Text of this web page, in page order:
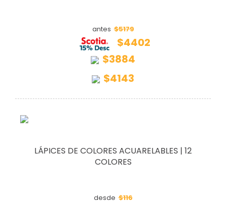
antes $5179
$4402
$3884
$4143
LÁPICES DE COLORES ACUARELABLES | 12
COLORES
desde $116